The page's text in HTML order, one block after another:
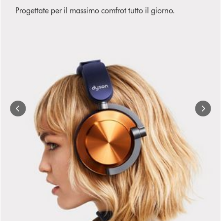
slides.Progettate per il massimo comfrot tutto il giorno.